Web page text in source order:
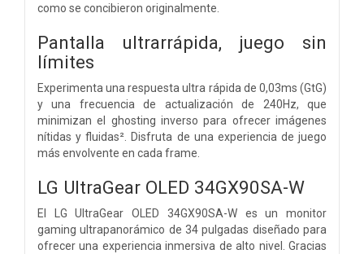
como se concibieron originalmente.
Pantalla ultrarrápida, juego sin
límites
Experimenta una respuesta ultra rápida de 0,03ms (GtG)
y una frecuencia de actualización de 240Hz, que
minimizan el ghosting inverso para ofrecer imágenes
nítidas y fluidas². Disfruta de una experiencia de juego
más envolvente en cada frame.
LG UltraGear OLED 34GX90SA-W
El LG UltraGear OLED 34GX90SA-W es un monitor
gaming ultrapanorámico de 34 pulgadas diseñado para
ofrecer una experiencia inmersiva de alto nivel. Gracias